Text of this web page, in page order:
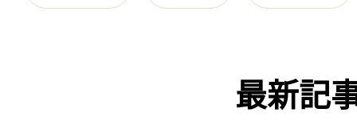
最新記